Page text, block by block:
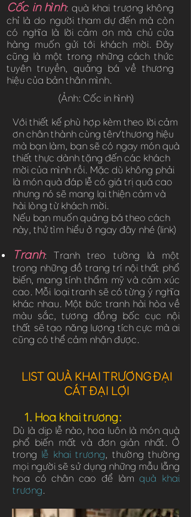
Cốc in hình: quà khai trương không
chỉ là do người tham dự đến mà còn
có nghĩa là lời cảm ơn mà chủ cửa
hàng muốn gửi tới khách mời. Đây
cũng là một trong những cách thức
tuyên truyền, quảng bá về thương
hiệu của bản thân mình.
(Ảnh: Cốc in hình)
Với thiết kế phù hợp kèm theo lời cảm
ơn chân thành cùng tên/thương hiệu
mà bạn làm, bạn sẽ có ngay món quà
thiết thực dành tặng đến các khách
mời của mình rồi. Mặc dù không phải
là món quà đáp lễ có giá trị quá cao
nhưng nó sẽ mang lại thiện cảm và
hài lòng từ khách mời.
Nếu bạn muốn quảng bá theo cách
này, thử tìm hiểu ở ngay đây nhé (link)
Tranh: Tranh treo tường là một
trong những đồ trang trí nội thất phổ
biến, mang tính thẩm mỹ và cảm xúc
cao. Mỗi loại tranh sẽ có từng ý nghĩa
khác nhau. Một bức tranh hài hòa về
màu sắc, tương đồng bốc cục nội
thất sẽ tạo năng lượng tích cực mà ai
cũng có thể cảm nhận được.
LIST QUÀ KHAI TRƯƠNG ĐẠI
CÁT ĐẠI LỢI
1. Hoa khai trương:
Dù là dịp lễ nào, hoa luôn là món quà
phổ biến mất và đơn giản nhất. Ở
trong lễ khai trương, thường thường
mọi người sẽ sử dụng những mẫu lẵng
hoa có chân cao để làm quà khai
trương.